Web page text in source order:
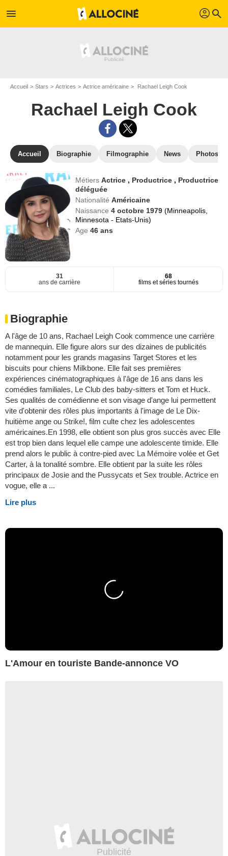
menu profil search
Accueil Stars Actrices Actrice américaine Rachael Leigh Cook
Rachael Leigh Cook
Accueil Biographie Filmographie News Photos
MétiersActrice , Productrice , Productrice
déléguée
NationalitéAméricaine
Naissance4 octobre 1979(Minneapolis,
Minnesota - Etats-Unis)
Age46 ans
31
ans de carrière
68
films et séries tournés
Biographie
A l'âge de 10 ans, Rachael Leigh Cook commence une carrière
de mannequin. Elle figure alors sur des dizaines de publicités
notamment pour les grands magasins Target Stores et les
biscuits pour chiens Milkbone. Elle fait ses premières
expériences cinématographiques à l'âge de 16 ans dans les
comédies familiales, Le Club des baby-sitters et Tom et Huck.
Ses qualités de comédienne et son visage d'ange lui permettent
vite d'obtenir des rôles plus importants à l'image de Le Dix-
huitième ange ou Strike!, film culte chez les adolescentes
américaines.En 1998, elle obtient son plus gros succès avec Elle
est trop bien dans lequel elle campe une adolescente timide. Elle
prend alors le public à contre-pied avec La Mémoire volée et Get
Carter, à la tonalité sombre. Elle obtient par la suite les rôles
principaux de Josie and the Pussycats et Sex trouble. Actrice en
vogue, elle a ...
Lire plus
L'Amour en touriste Bande-annonce VO